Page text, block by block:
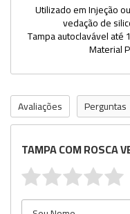
Utilizado em Injeção
vedação de
Tampa autoclavável
Material
Avaliações Perguntas
TAMPA COM ROSCA